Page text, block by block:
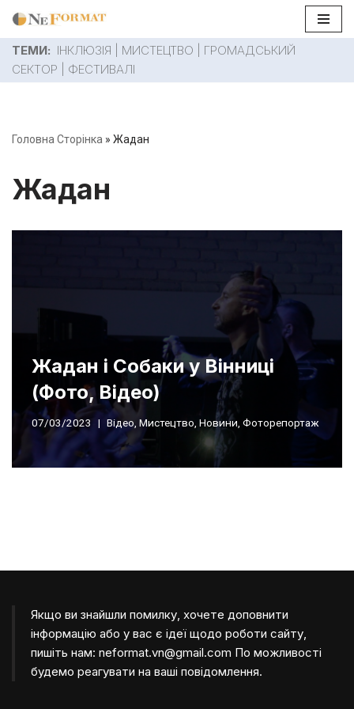
Перейти
до
вмісту
ТЕМИ: ІНКЛЮЗІЯ МИСТЕЦТВО
ГРОМАДСЬКИЙ
СЕКТОР
ФЕСТИВАЛІ
Головна Сторінка » Жадан
Жадан
Жадан і Собаки у Вінниці
(Фото, Відео)
07/03/2023 Відео, Мистецтво, Новини, Фоторепортаж
Якщо ви знайшли помилку, хочете доповнити
інформацію або у вас є ідеї щодо роботи сайту,
пишіть нам: neformat.vn@gmail.com По можливості
будемо реагувати на ваші повідомлення.